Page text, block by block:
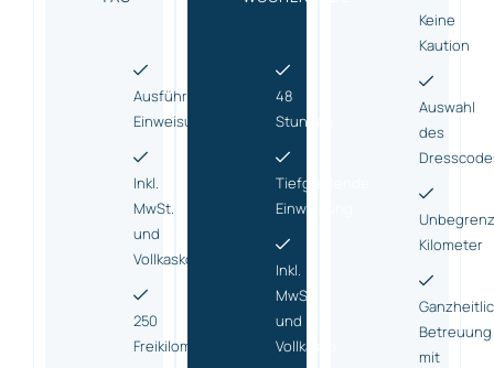
Ausführliche
Einweisung
Inkl.
MwSt.
und
Vollkasko
250
Freikilometer
48
Stunden
Tiefgreifende
Einweisung
Inkl.
MwSt.
und
Vollkasko
Keine
Kaution
Auswahl
des
Kilometer
Betreuung
mit